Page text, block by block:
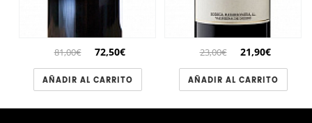
81,00€ 72,50€
AÑADIR AL CARRITO
23,00€ 21,90€
AÑADIR AL CARRITO